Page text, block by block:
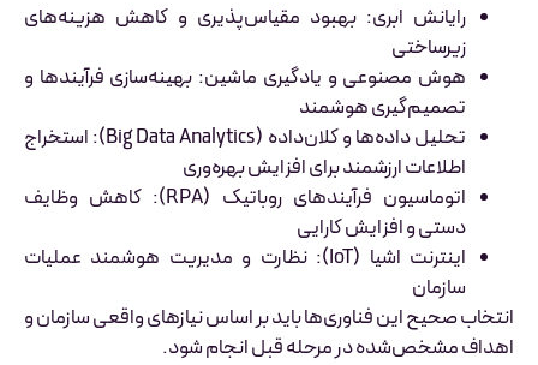
رایانش ابری: بهبود مقیاس‌پذیری و کاهش هزینه‌های
زیرساختی
هوش مصنوعی و یادگیری ماشین: بهینه‌سازی فرآیندها و
تصمیم‌گیری هوشمند
تحلیل داده‌ها و کلان‌داده (Big Data Analytics): استخراج
اطلاعات ارزشمند برای افزایش بهره‌وری
اتوماسیون فرآیندهای روباتیک (RPA): کاهش وظایف
دستی و افزایش کارایی
اینترنت اشیا (IoT): نظارت و مدیریت هوشمند عملیات
سازمان
انتخاب صحیح این فناوری‌ها باید بر اساس نیازهای واقعی سازمان و
اهداف مشخص‌شده در مرحله قبل انجام شود.